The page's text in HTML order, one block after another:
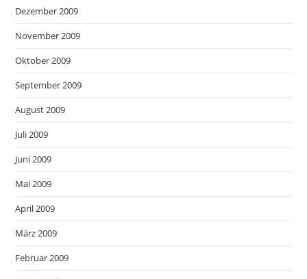
Dezember 2009
November 2009
Oktober 2009
September 2009
August 2009
Juli 2009
Juni 2009
Mai 2009
April 2009
März 2009
Februar 2009